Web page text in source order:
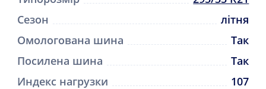
Сезон
літня
Омологована шина
Так
Посилена шина
Так
Индекс нагрузки
107